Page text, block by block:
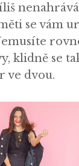
se vám
klidně se
ve dvou.